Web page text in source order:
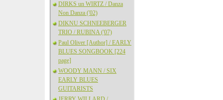
DIRKS un WIRTZ / Danza
Non Danza ('02)
DIKNU SCHNEEBERGER
TRIO / RUBINA ('07)
Paul Oliver [Author] / EARLY
BLUES SONGBOOK [224
page]
WOODY MANN / SIX
EARLY BLUES
GUITARISTS